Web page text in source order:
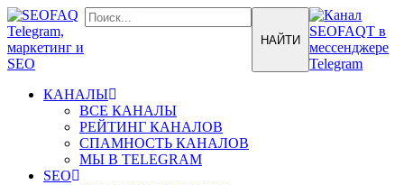
КАНАЛЫ
ВСЕ КАНАЛЫ
РЕЙТИНГ КАНАЛОВ
СПАМНОСТЬ КАНАЛОВ
МЫ В TELEGRAM
SEO